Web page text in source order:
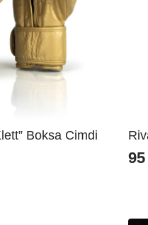
Boksa Cimdi
95